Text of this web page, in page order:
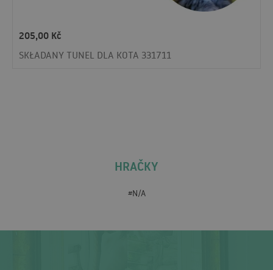
205,00 Kč
SKŁADANY TUNEL DLA KOTA 331711
HRAČKY
#N/A